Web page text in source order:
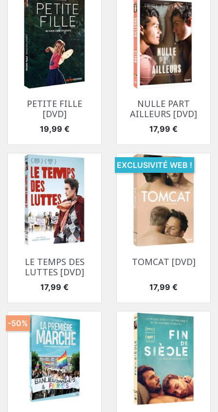
PETITE FILLE
[DVD]
Prix
19,99 €
NULLE PART
AILLEURS [DVD]
Prix
17,99 €
LE TEMPS DES
LUTTES [DVD]
Prix
17,99 €
TOMCAT [DVD]
Prix
17,99 €
EXCLUSIVITÉ WEB !
-50%